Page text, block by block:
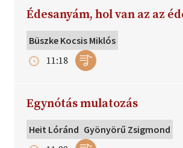
Édesanyám, hol van az az
Büszke Kocsis Miklós
11:18
Egynótás mulatozás
Heit Lóránd Gyönyörű Zsigmond